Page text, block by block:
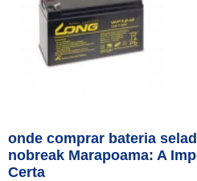
onde comprar bateria
nobreak Marapoama: A
Certa